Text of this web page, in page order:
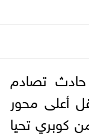
تصادم
أعلى محور
كوبري تحيا